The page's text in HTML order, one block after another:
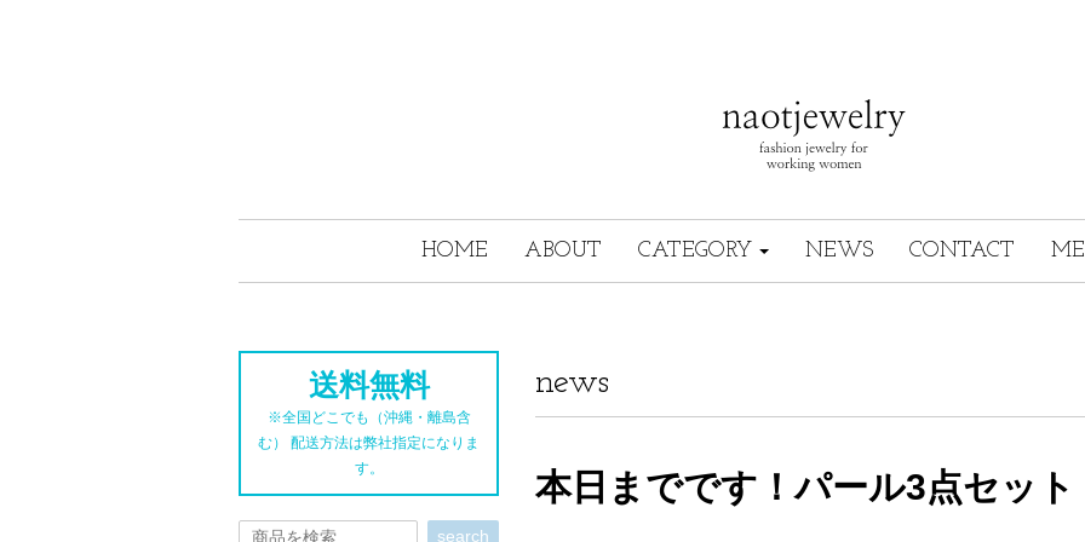
HOME ABOUT CATEGORY NEWS CONTACT
news
本日までです！パール3点セット
送料無料
※全国どこでも（沖縄・離島含
む） 配送方法は弊社指定になりま
す。
search